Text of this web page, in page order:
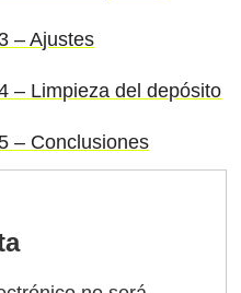
– Ajustes
– Limpieza del depósito
– Conclusiones